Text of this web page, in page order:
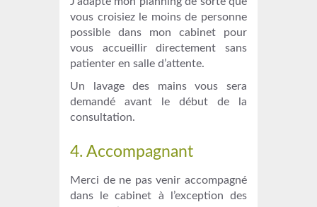
vous croisiez le moins de personne
possible dans mon cabinet pour
vous accueillir directement sans
patienter en salle d’attente.
Un lavage des mains vous sera
demandé avant le début de la
consultation.
4. Accompagnant
Merci de ne pas venir accompagné
dans le cabinet à l’exception des